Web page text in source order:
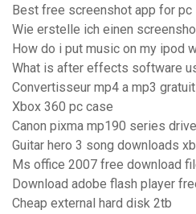
Best free screenshot app for pc
Wie erstelle ich einen
How do i put music on my ipod
What is after effects software
Convertisseur mp4 a mp3 gratuit
Xbox 360 pc case
Canon pixma mp190 series
Guitar hero 3 song downloads
Ms office 2007 free download
Download adobe flash player
Cheap external hard disk 2tb